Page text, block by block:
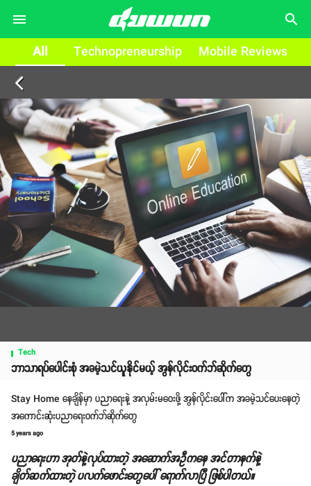
search
All Technopreneurship Mobile Reviews
arrow_back_ios
Tech
ဘာသာရပ်ပေါင်းစုံ အခမဲ့သင်ယူနိုင်မယ့် အွန်လိုင်းဝက်ဘ်ဆိုက်တွေ
Stay Home နေချိန်မှာ ပညာရေးနဲ့ အလှမ်းမဝေးဖို့ အွန်လိုင်းပေါ်က အခမဲ့သင်ပေးနေတဲ့
အကောင်းဆုံးပညာရေးဝက်ဘ်ဆိုက်တွေ
5 years ago
ပညာရေးဟာ အုတ်နဲ့လုပ်ထားတဲ့ အဆောက်အဦကနေ အင်တာနက်နဲ့
ချိတ်ဆက်ထားတဲ့ ပလက်ဖောင်းတွေပေါ် ရောက်လာပြီ ဖြစ်ပါတယ်။